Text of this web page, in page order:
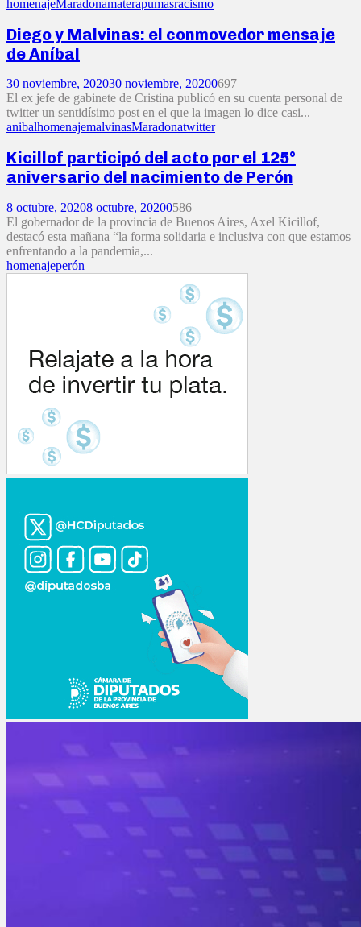
homenajeMaradonamaterapumasracismo
Diego y Malvinas: el conmovedor mensaje
de Aníbal
30 noviembre, 202030 noviembre, 20200697
El ex jefe de gabinete de Cristina publicó en su cuenta personal de
twitter un sentidísimo post en el que la imagen lo dice casi...
anibalhomenajemalvinasMaradonatwitter
Kicillof participó del acto por el 125°
aniversario del nacimiento de Perón
8 octubre, 20208 octubre, 20200586
El gobernador de la provincia de Buenos Aires, Axel Kicillof,
destacó esta mañana “la forma solidaria e inclusiva con que estamos
enfrentando a la pandemia,...
homenajeperón